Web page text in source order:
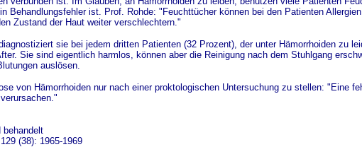
Behandlungsfehler ist. Prof. Rohde: "Feuchttücher können bei den Patienten
Zustand der Haut weiter verschlechtern."
sie bei jedem dritten Patienten (32 Prozent), der unter Hämorrhoiden zu
Sie sind eigentlich harmlos, können aber die Reinigung nach dem Stuhlgang
auslösen.
von Hämorrhoiden nur nach einer proktologischen Untersuchung zu stellen: "Eine
behandelt
(38): 1965-1969